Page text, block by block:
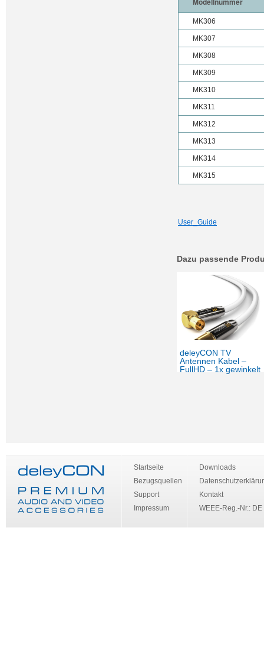
MK306
MK307
MK308
MK309
MK310
MK311
MK312
MK313
MK314
MK315
User_Guide
Dazu passende
deleyCON TV
Antennen Kabel –
FullHD – 1x gewinkelt
Startseite
Bezugsquellen
Support
Impressum
Downloads
Kontakt
WEEE-Reg.-Nr.: